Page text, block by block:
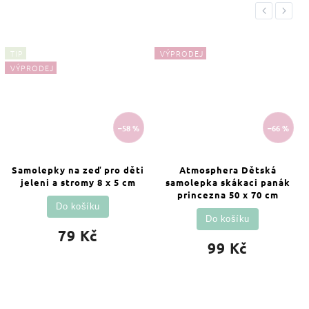
Previous
TIP
VÝPRODEJ
–58 %
Samolepky na zeď pro děti
jeleni a stromy 8 x 5 cm
79 Kč
Do košíku
VÝPRODEJ
–66 %
Atmosphera Dětská
samolepka skákaci panák
princezna 50 x 70 cm
99 Kč
Do košíku
Next